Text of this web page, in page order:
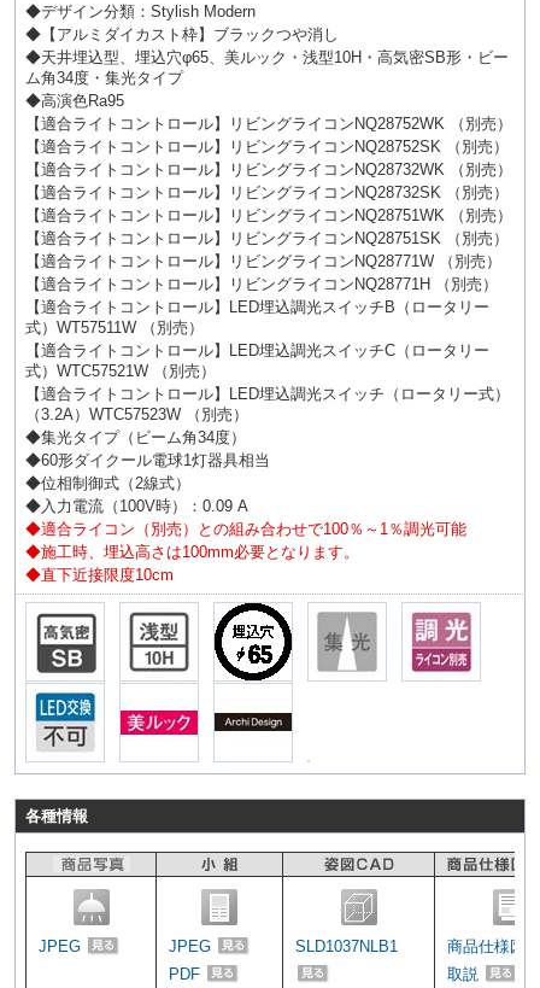
◆デザイン分類：Stylish Modern
◆【アルミダイカスト枠】ブラックつや消し
◆天井埋込型、埋込穴φ65、美ルック・浅型10H・高気密SB形・ビー
ム角34度・集光タイプ
◆高演色Ra95
【適合ライトコントロール】リビングライコンNQ28752WK （別売）
【適合ライトコントロール】リビングライコンNQ28752SK （別売）
【適合ライトコントロール】リビングライコンNQ28732WK （別売）
【適合ライトコントロール】リビングライコンNQ28732SK （別売）
【適合ライトコントロール】リビングライコンNQ28751WK （別売）
【適合ライトコントロール】リビングライコンNQ28751SK （別売）
【適合ライトコントロール】リビングライコンNQ28771W （別売）
【適合ライトコントロール】リビングライコンNQ28771H （別売）
【適合ライトコントロール】LED埋込調光スイッチB（ロータリー
式）WT57511W （別売）
【適合ライトコントロール】LED埋込調光スイッチC（ロータリー
式）WTC57521W （別売）
【適合ライトコントロール】LED埋込調光スイッチ（ロータリー式）
（3.2A）WTC57523W （別売）
◆集光タイプ（ビーム角34度）
◆60形ダイクール電球1灯器具相当
◆位相制御式（2線式）
◆入力電流（100V時）：0.09 A
◆適合ライコン（別売）との組み合わせで100％～1％調光可能
◆施工時、埋込高さは100mm必要となります。
◆直下近接限度10cm
各種情報
JPEG
JPEG
PDF
SLD1037NLB1
商品仕様図
取説